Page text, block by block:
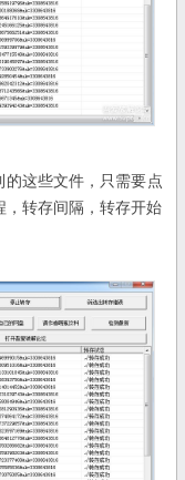
这些文件，只需要点
，转存间隔，转存开始